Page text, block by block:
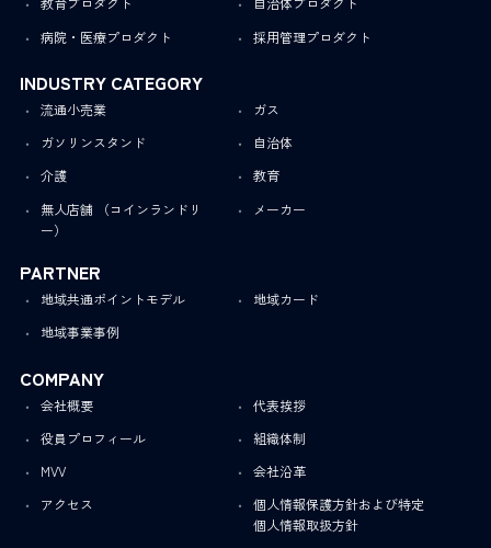
病院・医療プロダクト
採用管理プロダクト
INDUSTRY CATEGORY
流通小売業
ガス
ガソリンスタンド
自治体
介護
教育
無人店舗 （コインランドリ
ー）
メーカー
PARTNER
地域共通ポイントモデル
地域カード
地域事業事例
COMPANY
会社概要
代表挨拶
役員プロフィール
組織体制
MVV
会社沿革
アクセス
個人情報保護方針および特定
個人情報取扱方針